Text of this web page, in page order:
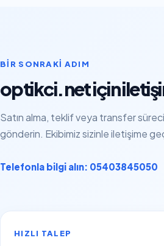
BIR SONRAKI ADIM
optikci.net için
Satın alma, teklif veya transfer
gönderin. Ekibimiz sizinle iletişime
Telefonla bilgi alın: 05403845050
HIZLI TALEP